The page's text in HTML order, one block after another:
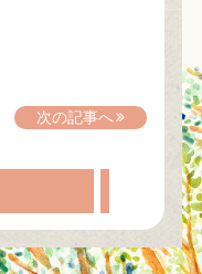
次の記事へ